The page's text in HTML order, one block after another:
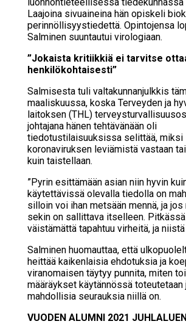
Laajoina sivuaineina hän opiskeli
perinnöllisyystiedettä. Opintojensa
Salminen suuntautui virologiaan.
”Jokaista kritiikkiä ei tarvitse
henkilökohtaisesti”
Salmisesta tuli valtakunnanjulkkis
maaliskuussa, koska Terveyden ja
laitoksen (THL)
johtajana hänen tehtävänään oli
tiedotustilaisuuksissa selittää, miksi
koronaviruksen leviämistä vastaan
kuin taistellaan.
”Pyrin esittämään asian niin hyvin
käytettävissä olevalla tiedolla on
silloin voi ihan metsään mennä, ja jos
sekin on sallittava itselleen.
väistämättä tapahtuu virheitä, ja
Salminen huomauttaa, että
heittää kaikenlaisia ehdotuksia ja
viranomaisen täytyy punnita, miten
määräykset käytännössä toteutetaan
mahdollisia seurauksia niillä on.
VUODEN ALUMNI 2021